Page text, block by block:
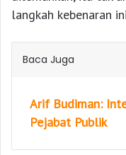
langkah kebenaran
Baca Juga
Arif Budiman:
Pejabat Publik